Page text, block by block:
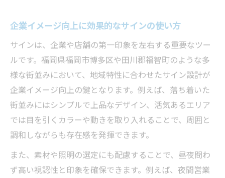
企業イメージ向上に効果的なサインの使い方
サインは、企業や店舗の第一印象を左右する重要なツー
ルです。福岡県福岡市博多区や田川郡福智町のような多
様な街並みにおいて、地域特性に合わせたサイン設計が
企業イメージ向上の鍵となります。例えば、落ち着いた
街並みにはシンプルで上品なデザイン、活気あるエリア
では目を引くカラーや動きを取り入れることで、周囲と
調和しながらも存在感を発揮できます。
また、素材や照明の選定にも配慮することで、昼夜問わ
ず高い視認性と印象を確保できます。例えば、夜間営業